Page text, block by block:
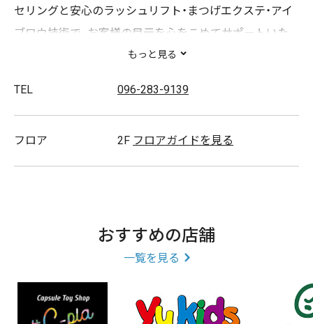
セリングと安心のラッシュリフト・まつげエクステ・アイ
ブロウ技術で、お客様の目元を心をこめてサポートいた
します。研修を受けたスタッフが、お客様へ洗練された技
もっと見る
TEL 096-283-9139
フロア 2F フロアガイドを見る
おすすめの店舗
一覧を見る